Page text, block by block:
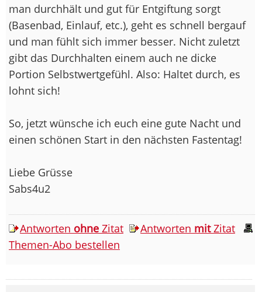
man durchhält und gut für Entgiftung sorgt
(Basenbad, Einlauf, etc.), geht es schnell bergauf
und man fühlt sich immer besser. Nicht zuletzt
gibt das Durchhalten einem auch ne dicke
Portion Selbstwertgefühl. Also: Haltet durch, es
lohnt sich!
So, jetzt wünsche ich euch eine gute Nacht und
einen schönen Start in den nächsten Fastentag!
Liebe Grüsse
Sabs4u2
Antworten ohne Zitat Antworten mitZitat
Themen-Abo bestellen